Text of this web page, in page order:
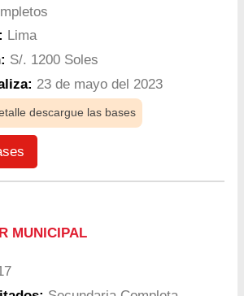
Lima
S/. 1200 Soles
23 de mayo del 2023
descargue las bases
MUNICIPAL